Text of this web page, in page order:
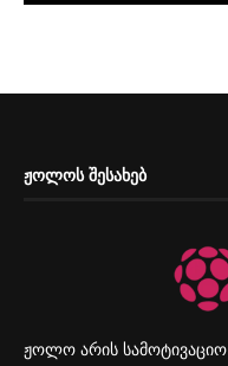
ᲟᲝᲚᲝᲡ ᲨᲔᲡᲐᲮᲔᲑ
ჟოლო არის